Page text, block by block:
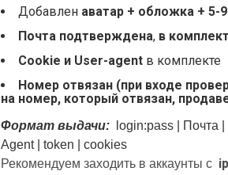
Добавлен аватар + обложка + 5-
Почта подтверждена, в
Cookie и User-agent в комплекте
Номер отвязан (при входе
на номер, который отвязан,
Формат выдачи: login:pass | Почта
Agent
token | cookies
Рекомендуем заходить в аккаунты с